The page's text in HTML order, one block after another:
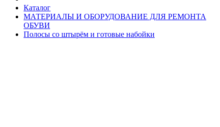
Каталог
МАТЕРИАЛЫ И ОБОРУДОВАНИЕ ДЛЯ РЕМОНТА
ОБУВИ
Полосы со штырём и готовые набойки